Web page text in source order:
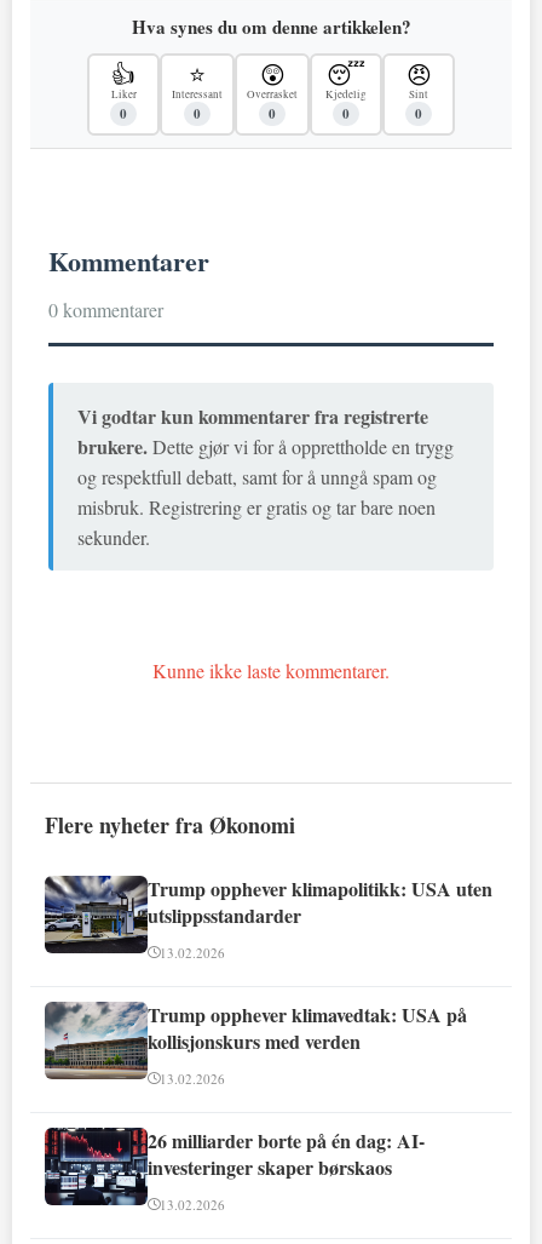
Hva synes du om denne artikkelen?
👍
Liker
0
⭐
Interessant
0
😲
Overrasket
0
😴
Kjedelig
0
😠
Sint
0
Kommentarer
0 kommentarer
Vi godtar kun kommentarer fra registrerte
brukere.Dette gjør vi for å opprettholde en trygg
og respektfull debatt, samt for å unngå spam og
misbruk. Registrering er gratis og tar bare noen
sekunder.
Kunne ikke laste kommentarer.
Flere nyheter fra Økonomi
Trump opphever klimapolitikk: USA uten
utslippsstandarder
13.02.2026
Trump opphever klimavedtak: USA på
kollisjonskurs med verden
13.02.2026
26 milliarder borte på én dag: AI-
investeringer skaper børskaos
13.02.2026